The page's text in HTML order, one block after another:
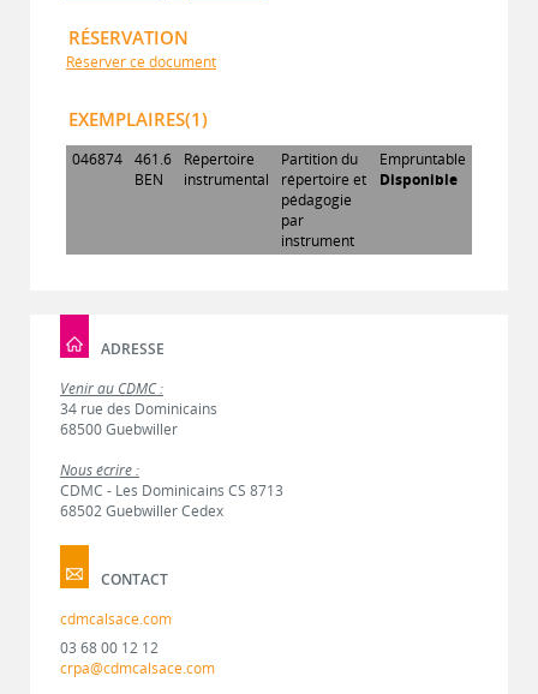
RÉSERVATION
Réserver ce document
EXEMPLAIRES(1)
046874 461.6
BEN
Répertoire
instrumental
Partition du
répertoire et
pédagogie
par
instrument
Empruntable
Disponible
ADRESSE
Venir au CDMC :
34 rue des Dominicains
68500 Guebwiller
Nous écrire :
CDMC - Les Dominicains CS 8713
68502 Guebwiller Cedex
CONTACT
cdmcalsace.com
03 68 00 12 12
crpa@cdmcalsace.com